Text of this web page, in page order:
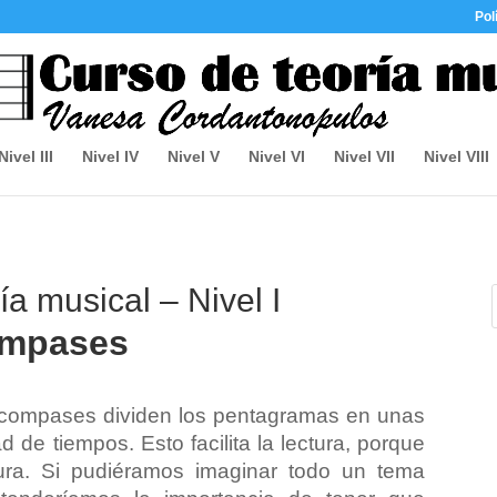
III Nivel IV Nivel V Nivel VI Nivel VII Nivel VIII
musical – Nivel I
dividen los pentagramas en unas
de tiempos. Esto facilita la lectura, porque
Si pudiéramos imaginar todo un tema